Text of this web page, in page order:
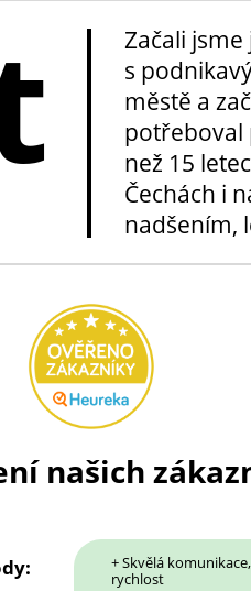
Začali
s
městě a
potřeboval
než 15
Čechách i
nadšením,
našich
+ Skvělá komunikace,
rychlost